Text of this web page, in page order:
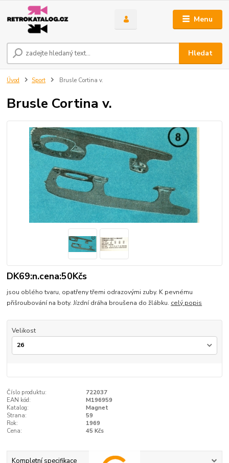
Menu
Hledat
Úvod Sport Brusle Cortina v.
Brusle Cortina v.
DK69:n.cena:50Kčs
jsou oblého tvaru, opatřeny třemi odrazovými zuby. K pevnému
přišroubování na boty. Jízdní dráha broušena do žlábku. celý popis
Velikost
Číslo produktu:
722037
EAN kód:
M196959
Katalog:
Magnet
Strana:
59
Rok:
1969
Cena:
45 Kčs
Kompletní specifikace